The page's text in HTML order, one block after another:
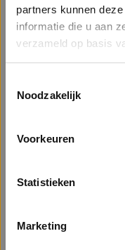
partners kunnen
informatie die u aan
verzameld op basis
Noodzakelijk
Voorkeuren
Statistieken
Marketing
TAB4136 hoofdlamp
lichtopbrengst van 500
Wordt compleet geleverd
Op de grootste lichtst ...
72,54
Welkom
Bent u een